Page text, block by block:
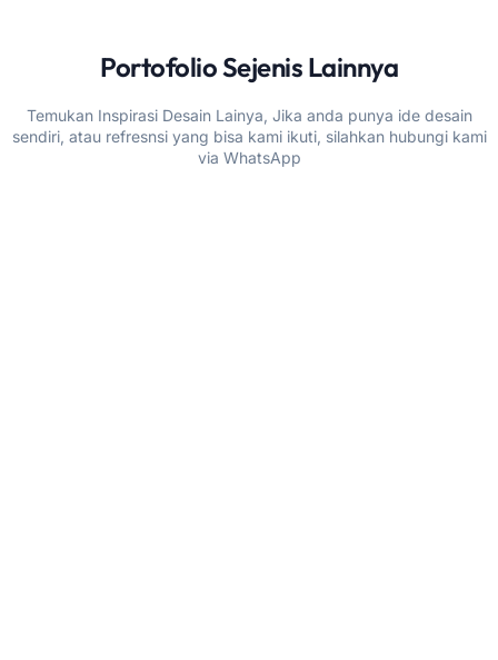
Portofolio Sejenis Lainnya
Temukan Inspirasi Desain Lainya, Jika anda punya ide desain
sendiri, atau refresnsi yang bisa kami ikuti, silahkan hubungi kami
via WhatsApp